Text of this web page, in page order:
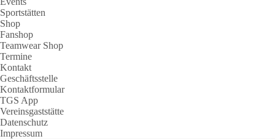
Sportstätten
Shop
Fanshop
Teamwear Shop
Termine
Kontakt
Geschäftsstelle
Kontaktformular
TGS App
Vereinsgaststätte
Datenschutz
Impressum